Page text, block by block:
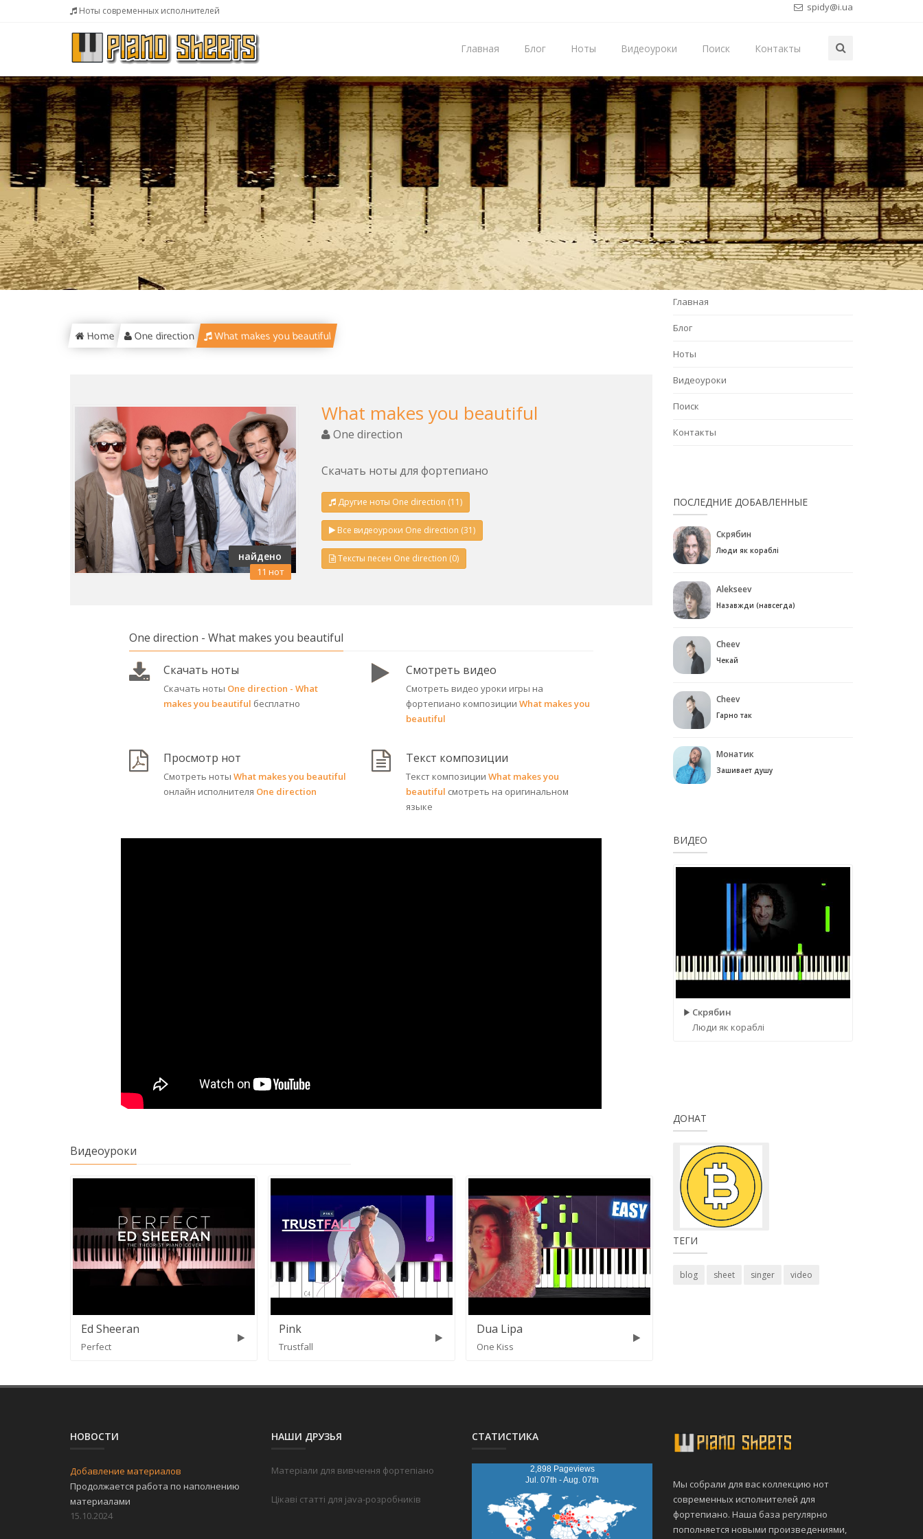
Ноты современных исполнителей spidy@i.ua
Главная Блог Ноты Видеоуроки Поиск Контакты
Home One direction What makes you beautiful
найдено
11 нот
What makes you beautiful
One direction
Скачать ноты для фортепиано
Другие ноты One direction (11)
Все видеоуроки One direction (31)
Тексты песен One direction (0)
One direction - What makes you beautiful
Скачать ноты
Скачать ноты One direction - What
makes you beautiful бесплатно
Смотреть видео
Смотреть видео уроки игры на
фортепиано композиции What makes you
beautiful
Просмотр нот
Смотреть ноты What makes you beautiful
онлайн исполнителя One direction
Текст композиции
Текст композиции What makes you
beautiful смотреть на оригинальном
языке
Видеоуроки
Ed Sheeran
Perfect
Pink
Trustfall
Dua Lipa
One Kiss
Главная
Блог
Ноты
Видеоуроки
Поиск
Контакты
ПОСЛЕДНИЕ ДОБАВЛЕННЫЕ
Скрябин
Люди як кораблі
Alekseev
Назавжди (навсегда)
Cheev
Чекай
Cheev
Гарно так
Монатик
Зашивает душу
ВИДЕО
Скрябин
Люди як кораблі
ДОНАТ
ТЕГИ
blog sheet singer video
НОВОСТИ
Добавление материалов
Продолжается работа по наполнению
материалами
15.10.2024
НАШИ ДРУЗЬЯ
Матеріали для вивчення фортепіано
Цікаві статті для java-розробників
СТАТИСТИКА
2,898 Pageviews
Jul. 07th - Aug. 07th
Мы собрали для вас коллекцию нот
современных исполнителей для
фортепиано. Наша база регулярно
пополняется новыми произведениями,